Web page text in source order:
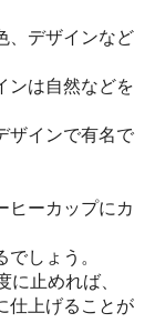
、デザインなど
ンは自然などを
ザインで有名で
ヒーカップにカ
しょう。
に止めれば、
仕上げることが